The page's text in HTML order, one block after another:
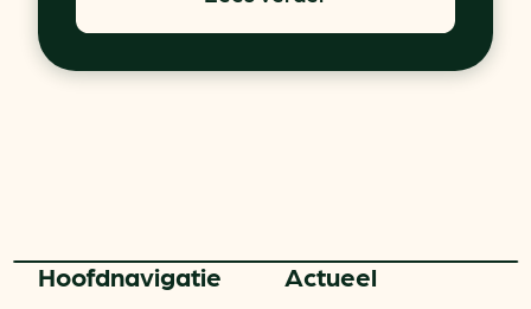
Hoofd­navigatie Actueel